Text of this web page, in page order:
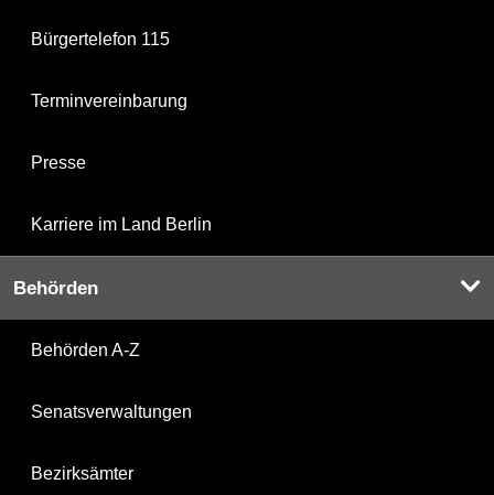
Bürgertelefon 115
Terminvereinbarung
Presse
Karriere im Land Berlin
Behörden
Behörden A-Z
Senatsverwaltungen
Bezirksämter